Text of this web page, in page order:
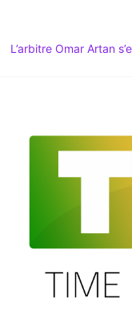
L’arbitre Omar Artan
TIME FOR AFRICA
LE GRAND JOUR :